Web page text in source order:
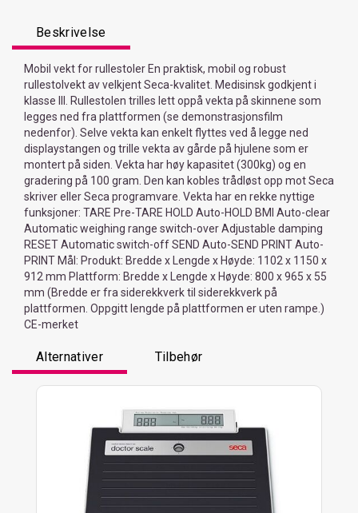
Beskrivelse
Mobil vekt for rullestoler En praktisk, mobil og robust
rullestolvekt av velkjent Seca-kvalitet. Medisinsk godkjent i
klasse III. Rullestolen trilles lett oppå vekta på skinnene som
legges ned fra plattformen (se demonstrasjonsfilm
nedenfor). Selve vekta kan enkelt flyttes ved å legge ned
displaystangen og trille vekta av gårde på hjulene som er
montert på siden. Vekta har høy kapasitet (300kg) og en
gradering på 100 gram. Den kan kobles trådløst opp mot Seca
skriver eller Seca programvare. Vekta har en rekke nyttige
funksjoner: TARE Pre-TARE HOLD Auto-HOLD BMI Auto-clear
Automatic weighing range switch-over Adjustable damping
RESET Automatic switch-off SEND Auto-SEND PRINT Auto-
PRINT Mål: Produkt: Bredde x Lengde x Høyde: 1102 x 1150 x
912 mm Plattform: Bredde x Lengde x Høyde: 800 x 965 x 55
mm (Bredde er fra siderekkverk til siderekkverk på
plattformen. Oppgitt lengde på plattformen er uten rampe.)
CE-merket
Alternativer Tilbehør